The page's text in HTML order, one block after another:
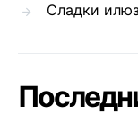
Сладки